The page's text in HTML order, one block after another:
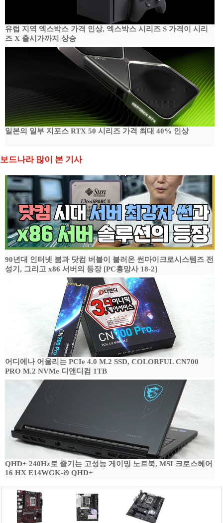
유럽 지역 엑스박스 가격 인상, 엑스박스 시리즈 S 가격이 시리
즈 X 출시가까지 상승
일본의 일부 지포스 RTX 50 시리즈 가격 최대 40% 인상
보드나라 많이 본 기사
90년대 인터넷 붐과 닷컴 버블이 불러온 썬마이크로시스템즈 전
성기, 그리고 x86 서버의 등장 [PC흥망사 18-2]
어디에나 어울리는 PCIe 4.0 M.2 SSD, COLORFUL CN700
PRO M.2 NVMe 디앤디컴 1TB
QHD+ 240Hz로 즐기는 고성능 게이밍 노트북, MSI 크로스헤어
16 HX E14WGK-i9 QHD+